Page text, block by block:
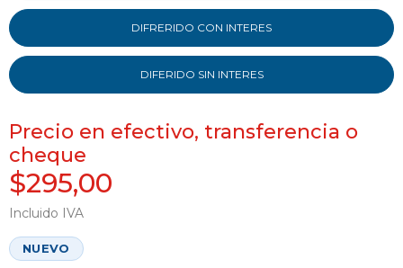
DIFRERIDO CON INTERES
DIFERIDO SIN INTERES
Precio en efectivo, transferencia o
cheque
$295,00
Incluido IVA
NUEVO